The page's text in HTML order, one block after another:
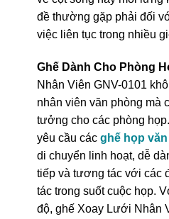
đề thường gặp phải đối
việc liên tục trong nhiều
Ghế Dành Cho Phòng
Nhân Viên GNV-0101
nhân viên văn phòng mà
tưởng cho các phòng
yêu cầu các ghế họp
di chuyển linh hoạt, dễ
tiếp và tương tác với các
tác trong suốt cuộc họp.
độ, ghế Xoay Lưới Nhân